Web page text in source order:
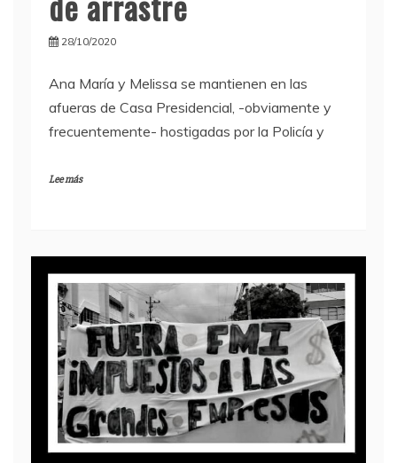
28/10/2020
Ana María y Melissa se mantienen en las
afueras de Casa Presidencial, -obviamente y
frecuentemente- hostigadas por la Policía y
Lee más